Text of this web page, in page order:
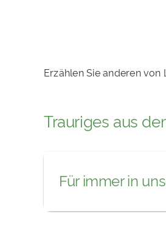
Erzählen Sie anderen von
Trauriges aus
Für immer in